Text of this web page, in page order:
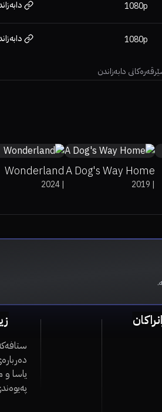
دابەزاندن
1080p
1080p
A Dog's Way Home
|
2019
Wonderland
|
2024
یاسا و